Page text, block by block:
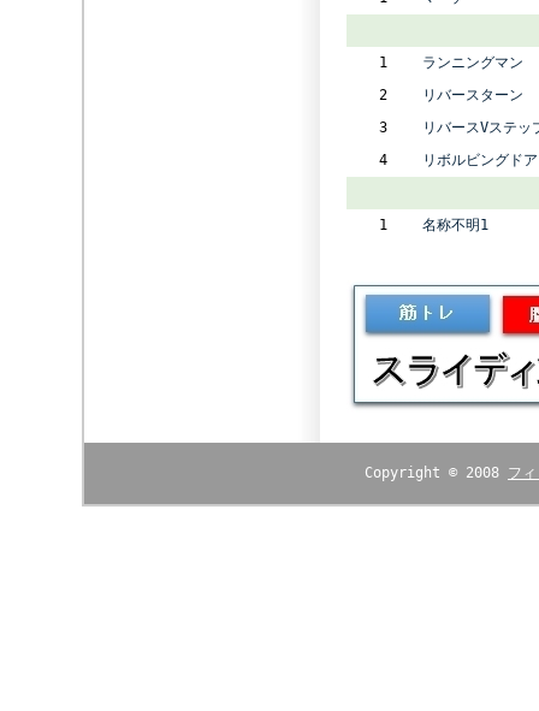
1
ランニングマン
2
リバースターン
3
リバースVステッ
4
リボルビングドア
1 名称不明1
Copyright © 2008 フ